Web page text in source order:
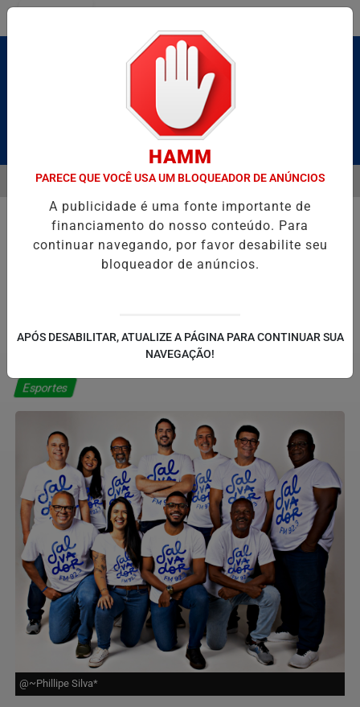
Pesquisar Notícia
HOMENAGEIA UZIEL BUENO NO TERRAÇO MINEIRO D'
EM ALTA
MENU
Esportes
@~Phillipe Silva*
HAMM
PARECE QUE VOCÊ USA UM BLOQUEADOR DE ANÚNCIOS
A publicidade é uma fonte importante de
financiamento do nosso conteúdo. Para
continuar navegando, por favor desabilite seu
bloqueador de anúncios.
APÓS DESABILITAR, ATUALIZE A PÁGINA PARA CONTINUAR SUA
NAVEGAÇÃO!